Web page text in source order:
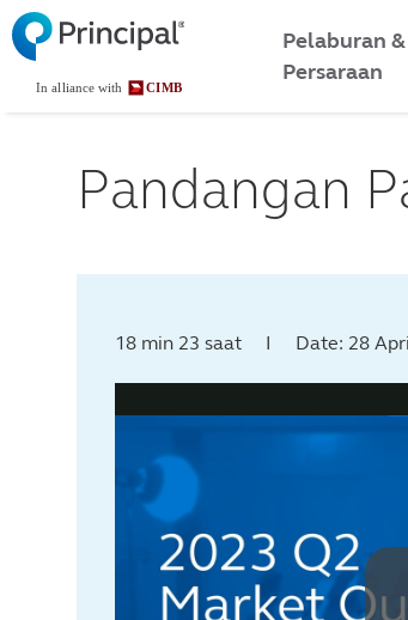
Skip
to
main
Malaysia
Pelaburan &
Persaraan
Pandangan
18 min 23 saat I Date: 28